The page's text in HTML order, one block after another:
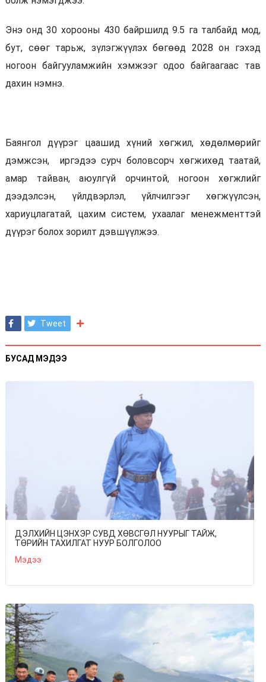
Энэ онд 30 хорооны 430 байршилд 9.5 га талбайд мод,
бут, сөөг тарьж, зүлэгжүүлэх бөгөөд 2028 он гэхэд
ногоон байгууламжийн хэмжээг одоо байгаагаас тав
дахин нэмнэ.
Баянгол дүүрэг цаашид хүний хөгжил, хөдөлмөрийг
дэмжсэн, иргэдээ сурч боловсорч хөгжихөд таатай,
амар тайван, аюулгүй орчинтой, ногоон хөгжлийг
дээдэлсэн, үйлдвэрлэл, үйлчилгээг хөгжүүлсэн,
хариуцлагатай, цахим систем, ухаалаг менежменттэй
дүүрэг болох зорилт дэвшүүлжээ.
Tweet
БУСАД МЭДЭЭ
ДЭЛХИЙН ЦЭНХЭР СУВД ХӨВСГӨЛ НУУРЫГ ТАЙЖ,
ТӨРИЙН ТАХИЛГАТ НУУР БОЛГОЛОО
Мэдээ